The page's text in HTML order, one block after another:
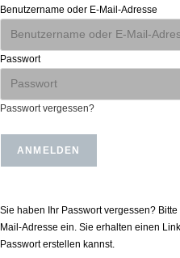
Benutzername oder E-Mail-Adresse
Passwort
Passwort vergessen?
Sie haben Ihr Passwort vergessen?
Mail-Adresse ein. Sie erhalten einen
Passwort erstellen kannst.